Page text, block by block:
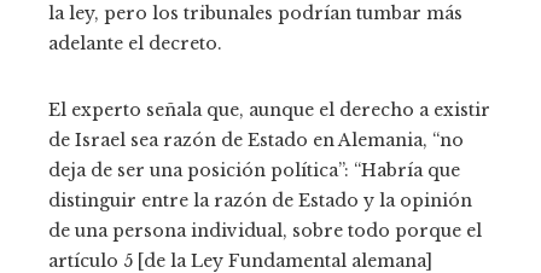
la ley, pero los tribunales podrían tumbar más
adelante el decreto.
El experto señala que, aunque el derecho a existir
de Israel sea razón de Estado en Alemania, “no
deja de ser una posición política”: “Habría que
distinguir entre la razón de Estado y la opinión
de una persona individual, sobre todo porque el
artículo 5 [de la Ley Fundamental alemana]